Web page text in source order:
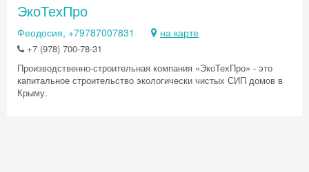
ЭкоТехПро
Феодосия, +79787007831 на карте
+7 (978) 700-78-31
Производственно-строительная компания «ЭкоТехПро» - это
капитальное строительство экологически чистых СИП домов в
Крыму.